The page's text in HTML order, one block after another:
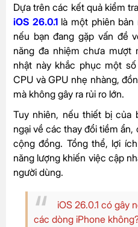
Dựa trên các kết quả kiểm
iOS 26.0.1là một phiên bản
nếu bạn đang gặp vấn đề
năng đa nhiệm chưa mượt
nhật này khắc phục một
CPU và GPU nhẹ nhàng,
mà không gây ra rủi ro lớn.
Tuy nhiên, nếu thiết bị của
ngại về các thay đổi tiềm
cộng đồng. Tổng thể, lợi
năng lượng khiến việc cập
người dùng.
iOS 26.0.1 có gây
các dòng iPhone